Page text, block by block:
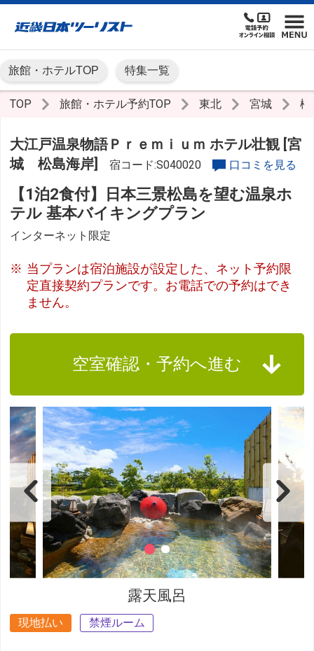
旅館・ホテルTOP 特集一覧
TOP 旅館・ホテル予約TOP 東北 宮城
大江戸温泉物語Ｐｒｅｍｉｕｍ ホテル壮観 [宮
城 松島海岸]
宿コード:S040020 口コミを見る
【1泊2食付】日本三景松島を望む温泉ホ
テル 基本バイキングプラン
インターネット限定
当プランは宿泊施設が設定した、ネット予約限
定直接契約プランです。お電話での予約はでき
ません。
空室確認・予約へ進む
露天風呂
現地払い 禁煙ルーム